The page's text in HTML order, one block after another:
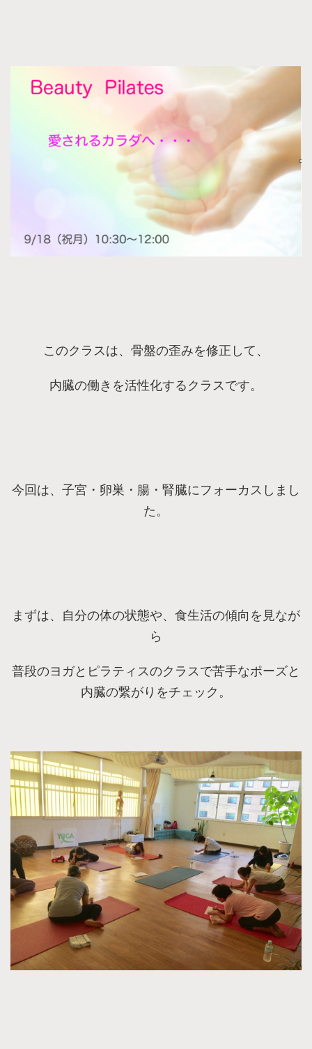
このクラスは、骨盤の歪みを修正して、
内臓の働きを活性化するクラスです。
今回は、子宮・卵巣・腸・腎臓にフォーカスしまし
た。
まずは、自分の体の状態や、食生活の傾向を見なが
ら
普段のヨガとピラティスのクラスで苦手なポーズと
内臓の繋がりをチェック。